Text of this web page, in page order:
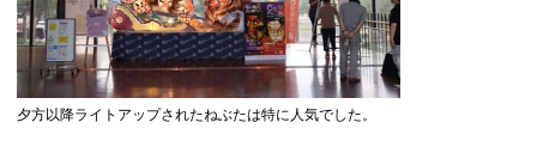
夕方以降ライトアップされたねぶたは特に人気でした。